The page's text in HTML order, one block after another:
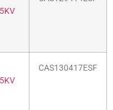
CAS130417ESF